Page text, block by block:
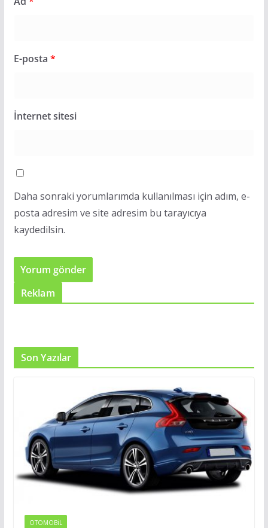
E-posta *
İnternet sitesi
Daha sonraki yorumlarımda kullanılması için adım, e-
posta adresim ve site adresim bu tarayıcıya
kaydedilsin.
Reklam
Son Yazılar
OTOMOBIL